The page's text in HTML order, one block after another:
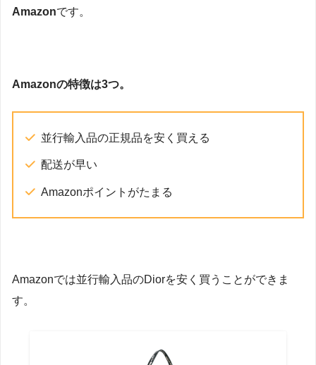
Amazonです。
Amazonの特徴は3つ。
並行輸入品の正規品を安く買える
配送が早い
Amazonポイントがたまる
Amazonでは並行輸入品のDiorを安く買うことができま
す。